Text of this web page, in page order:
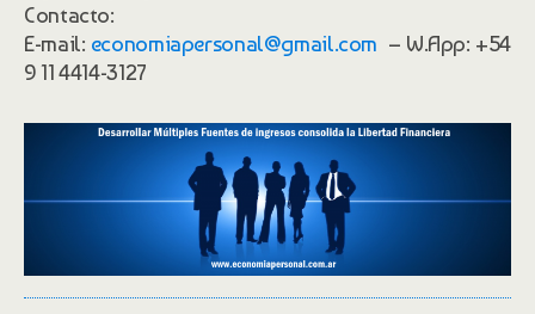
Contacto:
E-mail: economiapersonal@gmail.com – W.App: +54
9 11 4414-3127